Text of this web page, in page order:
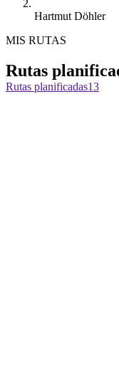
Hartmut Döhler
MIS RUTAS
Rutas
Rutas planificadas13